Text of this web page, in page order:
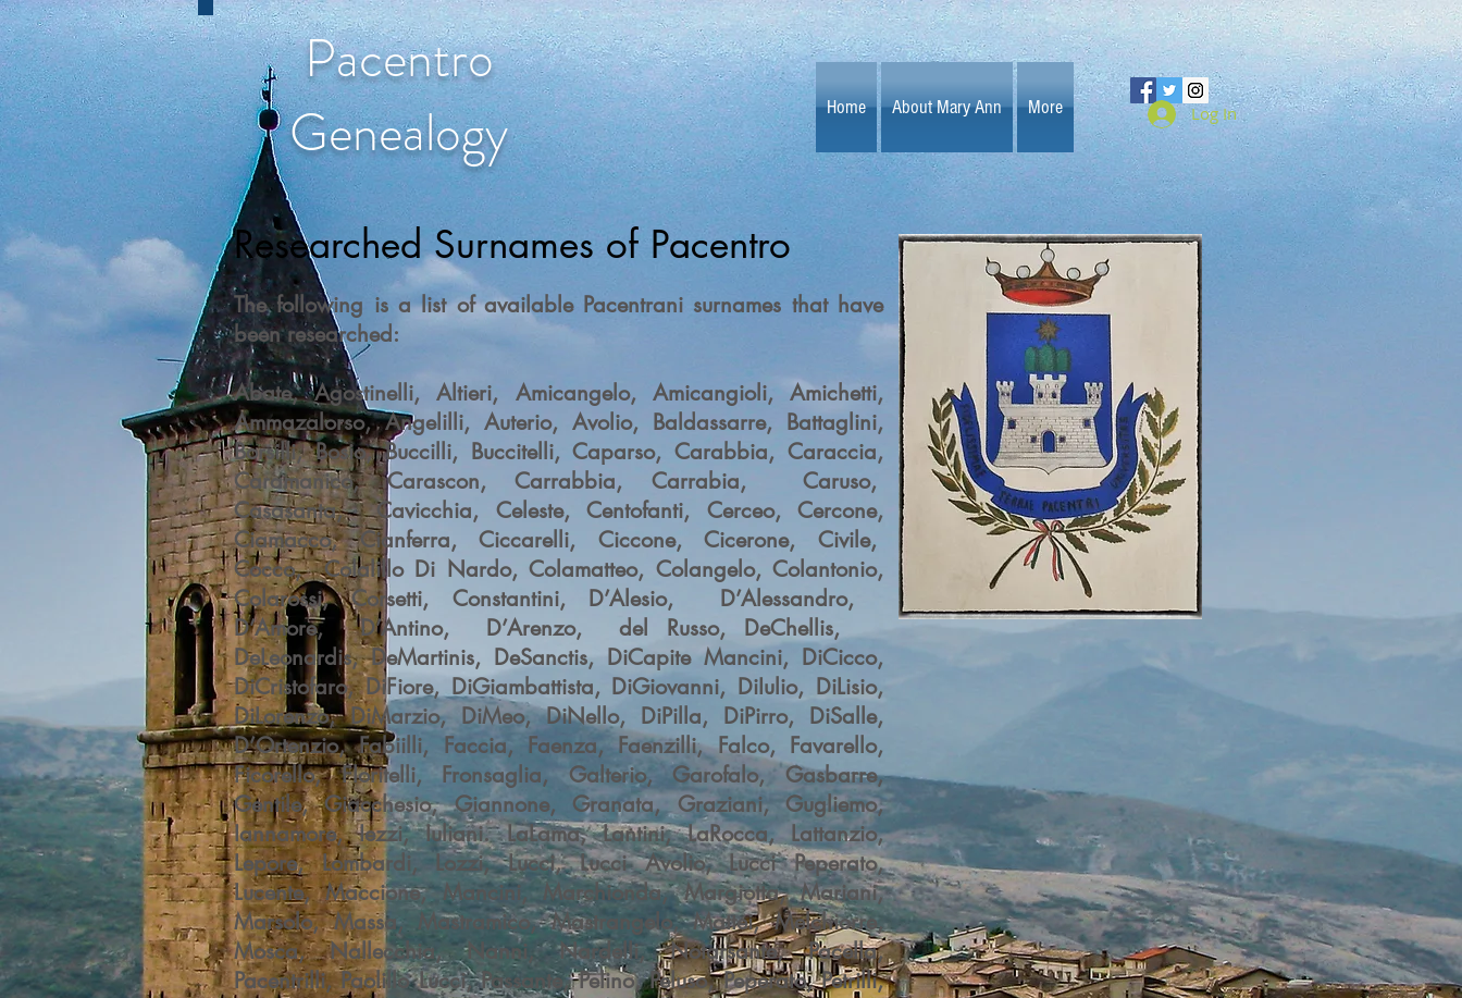
Pacentro
Genealogy
Home About Mary Ann More Log In
Researched Surnames of Pacentro
The following is a list of available Pacentrani surnames that have
been researched:
Abate, Agostinelli, Altieri, Amicangelo, Amicangioli, Amichetti,
Ammazalorso, Angelilli, Auterio, Avolio, Baldassarre, Battaglini,
Borsilli, Bosio, Buccilli, Buccitelli, Caparso, Carabbia, Caraccia,
Caramanico, Carascon, Carrabbia, Carrabia, Caruso,
Casasanta, Cavicchia, Celeste, Centofanti, Cerceo, Cercone,
Ciamacco, Cianferra, Ciccarelli, Ciccone, Cicerone, Civile,
Cocco, Colalillo Di Nardo, Colamatteo, Colangelo, Colantonio,
Colarossi, Corsetti, Constantini, D’Alesio, D’Alessandro,
D’Amore, D’Antino, D’Arenzo, del Russo, DeChellis,
DeLeonardis, DeMartinis, DeSanctis, DiCapite Mancini, DiCicco,
DiCristofaro, DiFiore, DiGiambattista, DiGiovanni, DiIulio, DiLisio,
DiLorenzo, DiMarzio, DiMeo, DiNello, DiPilla, DiPirro, DiSalle,
D’Ortenzio, Fabiilli, Faccia, Faenza, Faenzilli, Falco, Favarello,
Ficorello, Floritelli, Fronsaglia, Galterio, Garofalo, Gasbarre,
Gentile, Giacchesio, Giannone, Granata, Graziani, Gugliemo,
Iannamore, Iezzi, Iuliani. LaLama, Lantini, LaRocca, Lattanzio,
Lepore, Lombardi, Lozzi, Lucci, Lucci Avolio, Lucci Peperato,
Lucente, Maccione, Mancini, Marchionda, Margiotta, Mariani,
Marsolo, Massa, Mastramico, Mastrangelo, Mattei, Melchiorre,
Mosca, Nallecchia, Nanni, Nardelli, Notarsante, Pacella,
Pacentrilli, Paolillo Lucci, Passante, Pelino, Peluso, Peperato, Petrilli,